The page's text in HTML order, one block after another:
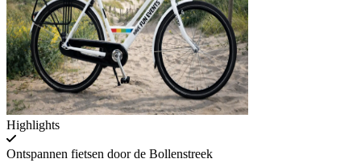
Highlights
Ontspannen fietsen door de Bollenstreek